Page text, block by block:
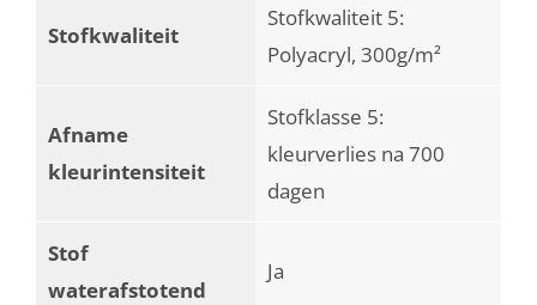
Stofkwaliteit
Stofkwaliteit 5:
Polyacryl, 300g/m²
Afname
kleurintensiteit
Stofklasse 5:
kleurverlies na 700
dagen
Stof
waterafstotend
Ja